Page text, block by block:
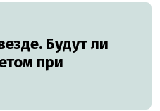
Будут ли
при